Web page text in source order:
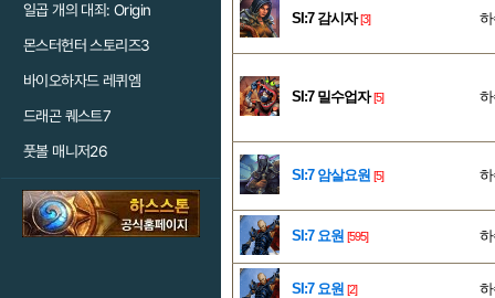
일곱 개의 대죄: Origin
몬스터헌터 스토리즈3
바이오하자드 레퀴엠
드래곤 퀘스트7
풋볼 매니저26
SI:7 감시자 [3]
SI:7 밀수업자 [5]
SI:7 암살요원 [5]
SI:7 요원 [595]
SI:7 요원 [2]